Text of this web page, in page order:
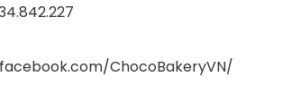
ChocoBakeryVN/